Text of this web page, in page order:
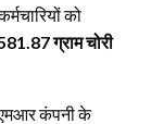
को
ग्राम चोरी
कंपनी के